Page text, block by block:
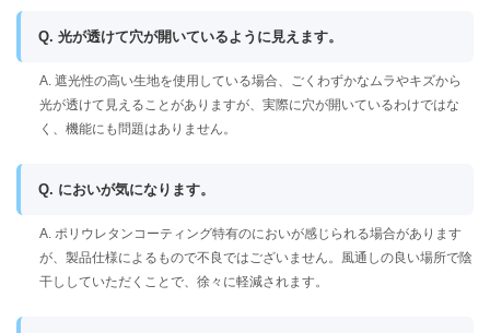
Q. 光が透けて穴が開いているように見えます。
A. 遮光性の高い生地を使用している場合、ごくわずかなムラやキズから
光が透けて見えることがありますが、実際に穴が開いているわけではな
く、機能にも問題はありません。
Q. においが気になります。
A. ポリウレタンコーティング特有のにおいが感じられる場合があります
が、製品仕様によるもので不良ではございません。風通しの良い場所で陰
干ししていただくことで、徐々に軽減されます。